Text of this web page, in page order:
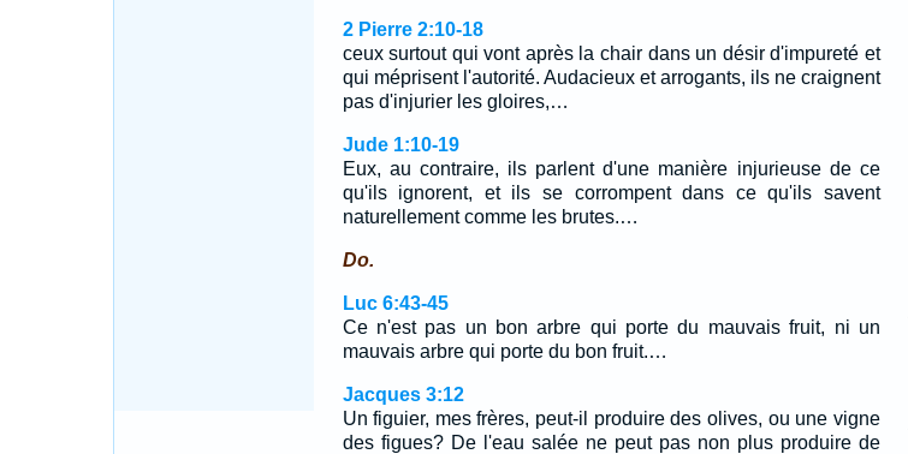
2 Pierre 2:10-18
ceux surtout qui vont après la chair dans un désir d'impureté et
qui méprisent l'autorité. Audacieux et arrogants, ils ne craignent
pas d'injurier les gloires,…
Jude 1:10-19
Eux, au contraire, ils parlent d'une manière injurieuse de ce
qu'ils ignorent, et ils se corrompent dans ce qu'ils savent
naturellement comme les brutes.…
Do.
Luc 6:43-45
Ce n'est pas un bon arbre qui porte du mauvais fruit, ni un
mauvais arbre qui porte du bon fruit.…
Jacques 3:12
Un figuier, mes frères, peut-il produire des olives, ou une vigne
des figues? De l'eau salée ne peut pas non plus produire de